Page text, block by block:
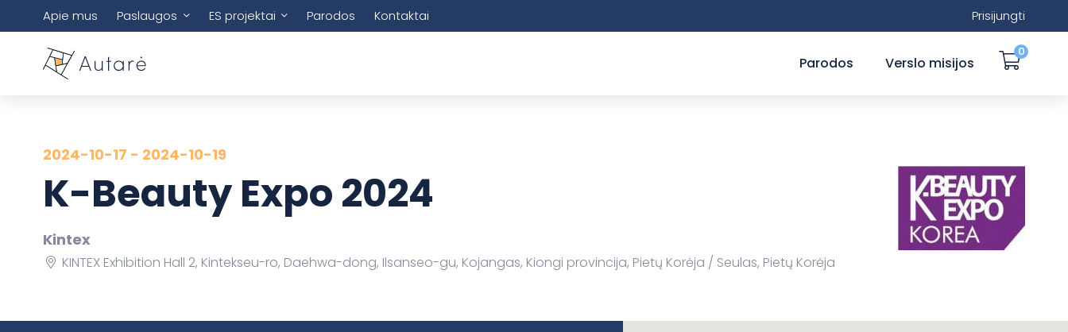
Apie mus Paslaugos ES projektai Parodos Kontaktai Prisijungti
Parodos Verslo misijos
0
2024-10-17 - 2024-10-19
K-Beauty Expo 2024
Kintex
KINTEX Exhibition Hall 2, Kintekseu-ro, Daehwa-dong, Ilsanseo-gu, Kojangas, Kiongi provincija, Pietų Korėja Seulas, Pietų Korėja